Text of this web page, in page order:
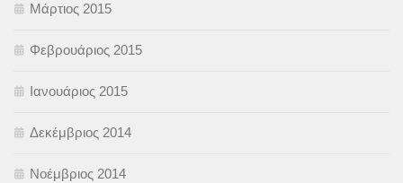
Μάρτιος 2015
Φεβρουάριος 2015
Ιανουάριος 2015
Δεκέμβριος 2014
Νοέμβριος 2014